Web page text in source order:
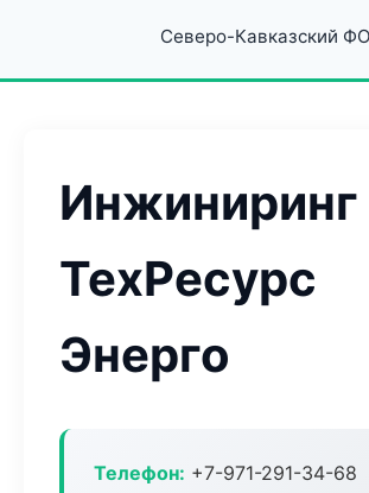
Северо-Кавказский ФО
Инжиниринг
ТехРесурс
Энерго
Телефон: +7-971-291-34-68